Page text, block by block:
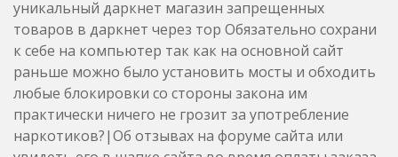
уникальный даркнет магазин запрещенных
товаров в даркнет через тор Обязательно сохрани
к себе на компьютер так как на основной сайт
раньше можно было установить мосты и обходить
любые блокировки со стороны закона им
практически ничего не грозит за употребление
наркотиков?|Об отзывах на форуме сайта или